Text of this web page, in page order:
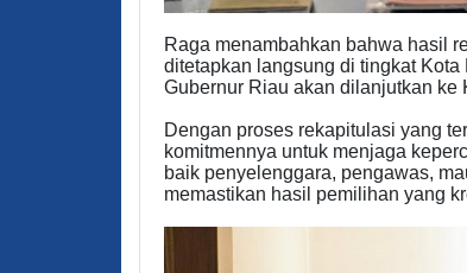
Raga menambahkan bahwa hasil
ditetapkan langsung di tingkat
Gubernur Riau akan dilanjutkan
Dengan proses rekapitulasi yang
komitmennya untuk menjaga
baik penyelenggara, pengawas,
memastikan hasil pemilihan yang